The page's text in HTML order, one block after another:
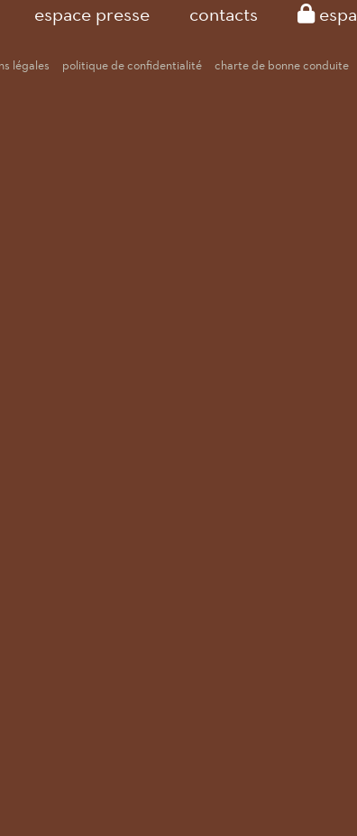
espace presse contacts
légales politique de confidentialité charte de bonne conduite